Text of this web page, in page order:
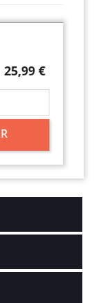
25,99 €